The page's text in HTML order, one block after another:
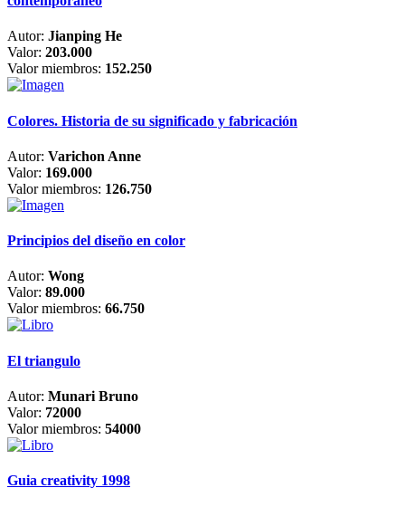
Autor: Jianping He
Valor: 203.000
Valor miembros: 152.250
Colores. Historia de su significado y fabricación
Autor: Varichon Anne
Valor: 169.000
Valor miembros: 126.750
Principios del diseño en color
Autor: Wong
Valor: 89.000
Valor miembros: 66.750
El triangulo
Autor: Munari Bruno
Valor: 72000
Valor miembros: 54000
Guia creativity 1998